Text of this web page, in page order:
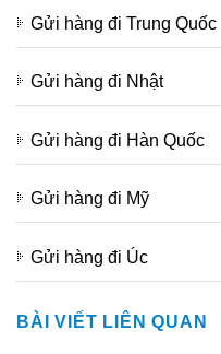
Gửi hàng đi Trung Quốc
Gửi hàng đi Nhật
Gửi hàng đi Hàn Quốc
Gửi hàng đi Mỹ
Gửi hàng đi Úc
BÀI VIẾT LIÊN QUAN